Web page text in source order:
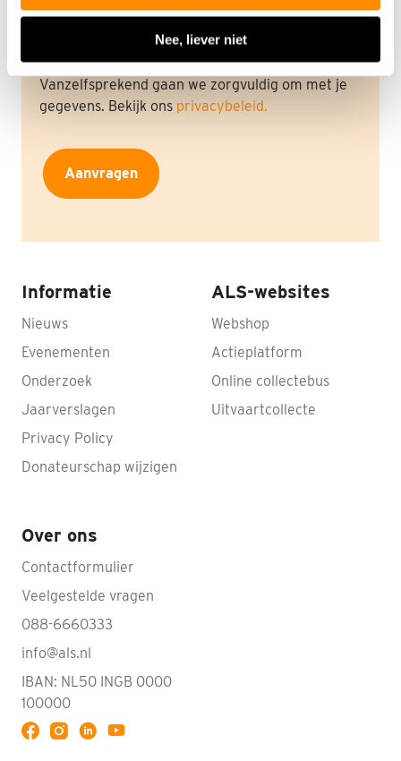
Nee, liever niet
van de bevestigingsemail.
Vanzelfsprekend gaan we zorgvuldig om met je
gegevens. Bekijk ons privacybeleid.
Aanvragen
Informatie
Nieuws
Evenementen
Onderzoek
Jaarverslagen
Privacy Policy
Donateurschap wijzigen
ALS-websites
Webshop
Actieplatform
Online collectebus
Uitvaartcollecte
Over ons
Contactformulier
Veelgestelde vragen
088-6660333
info@als.nl
IBAN: NL50 INGB 0000
100000